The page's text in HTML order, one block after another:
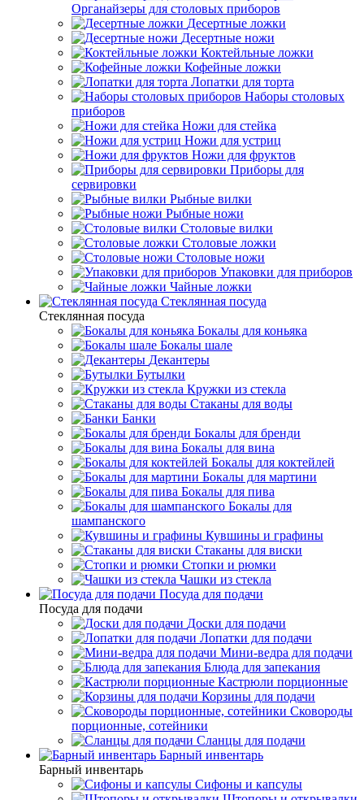
Органайзеры для столовых приборов
Десертные ложки
Десертные ножи
Коктейльные ложки
Кофейные ложки
Лопатки для торта
Наборы столовых
приборов
Ножи для стейка
Ножи для устриц
Ножи для фруктов
Приборы для
сервировки
Рыбные вилки
Рыбные ножи
Столовые вилки
Столовые ложки
Столовые ножи
Упаковки для приборов
Чайные ложки
Стеклянная посуда
Стеклянная посуда
Бокалы для коньяка
Бокалы шале
Декантеры
Бутылки
Кружки из стекла
Стаканы для воды
Банки
Бокалы для бренди
Бокалы для вина
Бокалы для коктейлей
Бокалы для мартини
Бокалы для пива
Бокалы для
шампанского
Кувшины и графины
Стаканы для виски
Стопки и рюмки
Чашки из стекла
Посуда для подачи
Посуда для подачи
Доски для подачи
Лопатки для подачи
Мини-ведра для подачи
Блюда для запекания
Кастрюли порционные
Корзины для подачи
Сковороды
порционные, сотейники
Сланцы для подачи
Барный инвентарь
Барный инвентарь
Сифоны и капсулы